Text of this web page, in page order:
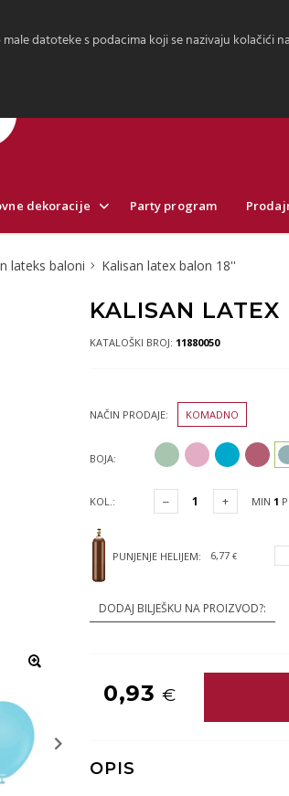
dekoracije Party program
lateks baloni Kalisan latex balon 18''
KALISAN
KATALOŠKI BROJ: 11880050
NAČIN PRODAJE: KOMADNO
BOJA:
KOL.: MIN 1
PUNJENJE HELIJEM: 6,77 €
DODAJ BILJEŠKU NA PROIZVOD?:
0,93 €
OPIS
datoteke s podacima koji se nazivaju kolačići